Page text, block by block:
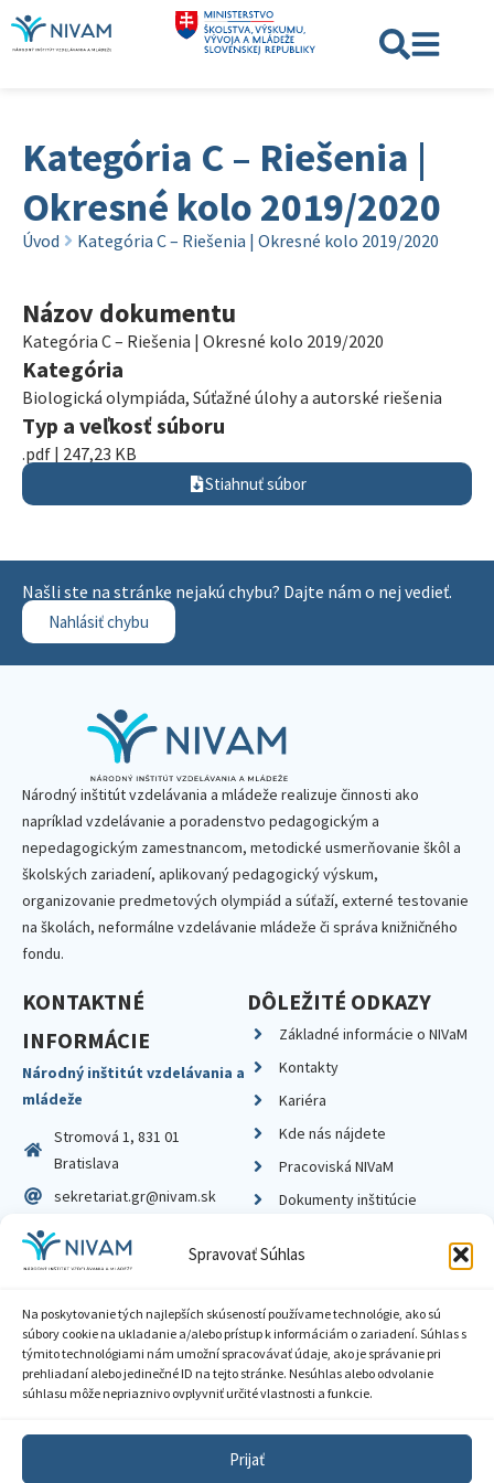
Spravovať Súhlas
Na poskytovanie tých najlepších skúseností používame technológie, ako sú
súbory cookie na ukladanie a/alebo prístup k informáciám o zariadení. Súhlas s
týmito technológiami nám umožní spracovávať údaje, ako je správanie pri
prehliadaní alebo jedinečné ID na tejto stránke. Nesúhlas alebo odvolanie
súhlasu môže nepriaznivo ovplyvniť určité vlastnosti a funkcie.
Prijať
Kategória C – Riešenia |
Okresné kolo 2019/2020
Úvod Kategória C – Riešenia | Okresné kolo 2019/2020
Názov dokumentu
Kategória C – Riešenia | Okresné kolo 2019/2020
Kategória
Biologická olympiáda, Súťažné úlohy a autorské riešenia
Typ a veľkosť súboru
.pdf | 247,23 KB
Stiahnuť súbor
Našli ste na stránke nejakú chybu? Dajte nám o nej vedieť.
Nahlásiť chybu
Národný inštitút vzdelávania a mládeže realizuje činnosti ako
napríklad vzdelávanie a poradenstvo pedagogickým a
nepedagogickým zamestnancom, metodické usmerňovanie škôl a
školských zariadení, aplikovaný pedagogický výskum,
organizovanie predmetových olympiád a súťaží, externé testovanie
na školách, neformálne vzdelávanie mládeže či správa knižničného
fondu.
KONTAKTNÉ
INFORMÁCIE
Národný inštitút vzdelávania a
mládeže
Stromová 1, 831 01
Bratislava
sekretariat.gr@nivam.sk
IČO: 00164348
DIČ: 2020798714
DÔLEŽITÉ ODKAZY
Základné informácie o NIVaM
Kontakty
Kariéra
Kde nás nájdete
Pracoviská NIVaM
Dokumenty inštitúcie
Zásady ochrany súkromia
Sprístupnenie informácií